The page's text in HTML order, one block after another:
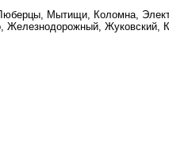
Мытищи, Коломна,
Железнодорожный, Жуковский,